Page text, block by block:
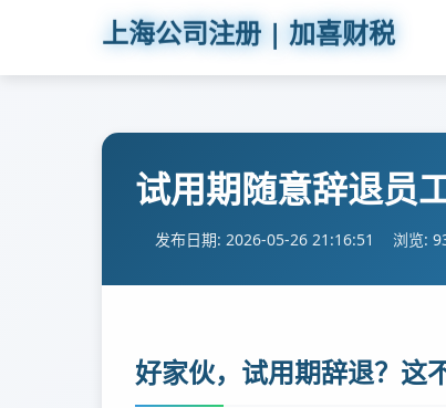
上海公司注册 | 加喜财税
试用期随意辞退员
发布日期: 2026-05-26 21:16:51 浏览:
好家伙，试用期辞退？这